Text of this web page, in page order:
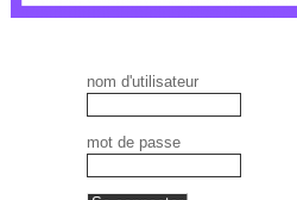
nom d'utilisateur
mot de passe